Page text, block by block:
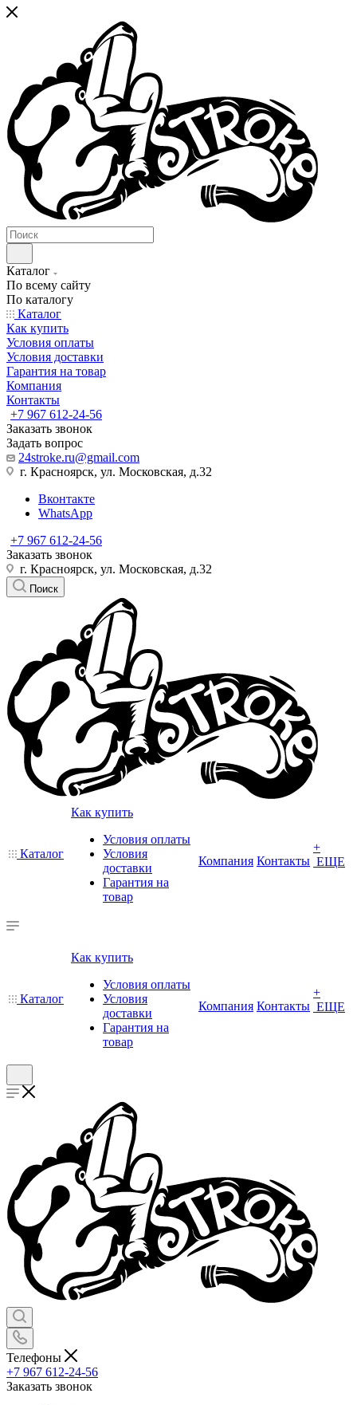
Каталог
По всему сайту
По каталогу
Каталог
Как купить
Условия оплаты
Условия доставки
Гарантия на товар
Компания
Контакты
+7 967 612-24-56
Заказать звонок
Задать вопрос
24stroke.ru@gmail.com
г. Красноярск, ул. Московская, д.32
Вконтакте
WhatsApp
+7 967 612-24-56
Заказать звонок
г. Красноярск, ул. Московская, д.32
Поиск
Каталог
Как купить
Условия оплаты
Условия
доставки
Гарантия на
товар
Компания Контакты
+
ЕЩЕ
Каталог
Как купить
Условия оплаты
Условия
доставки
Гарантия на
товар
Компания Контакты
+
ЕЩЕ
Телефоны
+7 967 612-24-56
Заказать звонок